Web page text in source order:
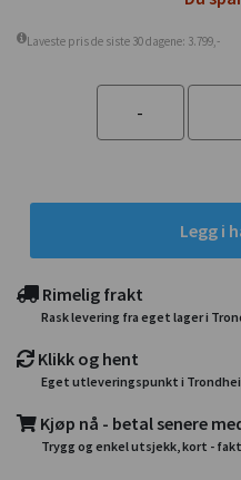
Laveste pris de siste 30 dagene: 3.799,-
Legg i
Rimelig frakt
Rask levering fra eget lager i
Klikk og hent
Eget utleveringspunkt i
Kjøp nå - betal senere
Trygg og enkel utsjekk, kort -